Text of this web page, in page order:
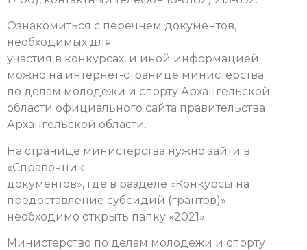
Ознакомиться с перечнем документов,
необходимых для
участия в конкурсах, и иной информацией
можно на интернет-странице министерства
по делам молодежи и спорту Архангельской
области официального сайта правительства
Архангельской области.
На странице министерства нужно зайти в
«Справочник
документов», где в разделе «Конкурсы на
предоставление субсидий (грантов)»
необходимо открыть папку «2021».
Министерство по делам молодежи и спорту